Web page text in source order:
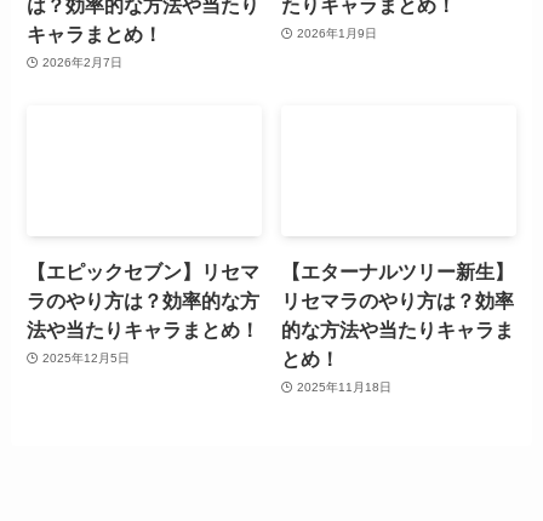
は？効率的な方法や当たり
キャラまとめ！
2026年2月7日
たりキャラまとめ！
2026年1月9日
【エピックセブン】リセマ
ラのやり方は？効率的な方
法や当たりキャラまとめ！
2025年12月5日
【エターナルツリー新生】
リセマラのやり方は？効率
的な方法や当たりキャラま
とめ！
2025年11月18日